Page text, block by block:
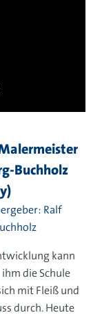
Buchholz
Ralf
kann
die Schule
mit Fleiß und
durch. Heute